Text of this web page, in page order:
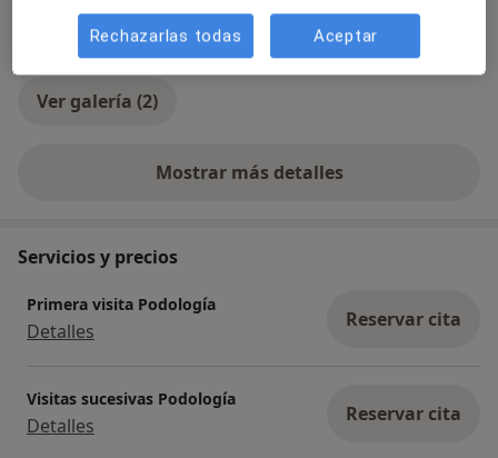
Ver galería (2)
Mostrar más detalles
sobre la experiencia
Servicios y precios
Primera visita Podología
Detalles Reservar cita
Visitas sucesivas Podología
Detalles Reservar cita
Rechazarlas todas Aceptar